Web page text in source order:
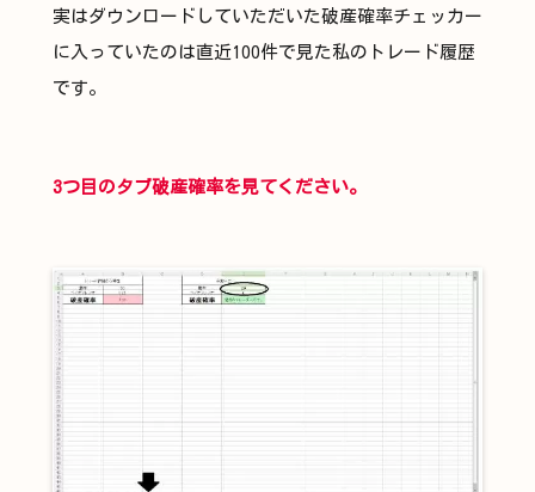
実はダウンロードしていただいた破産確率チェッカー
に入っていたのは直近100件で見た私のトレード履歴
です。
3つ目のタブ破産確率を見てください。